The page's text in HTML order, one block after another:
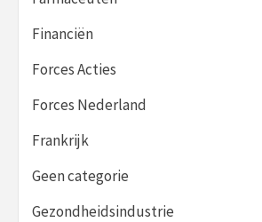
Financiën
Forces Acties
Forces Nederland
Frankrijk
Geen categorie
Gezondheidsindustrie